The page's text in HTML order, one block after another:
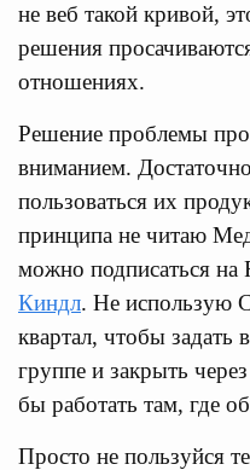
не веб такой кривой,
решения
отношениях.
Решение проблемы
вниманием.
пользоваться их
принципа не читаю
можно подписаться на
Киндл. Не использую
квартал, чтобы задать
группе и закрыть
бы работать там, где
Просто не пользуйся